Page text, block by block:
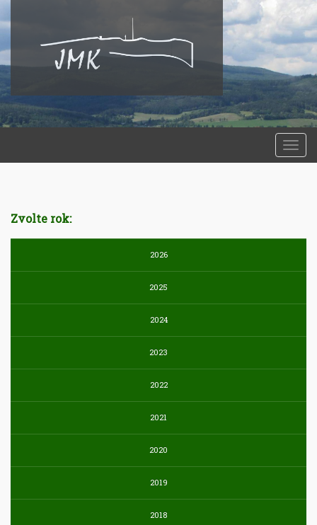
Zvolte rok:
2026
2025
2024
2023
2022
2021
2020
2019
2018